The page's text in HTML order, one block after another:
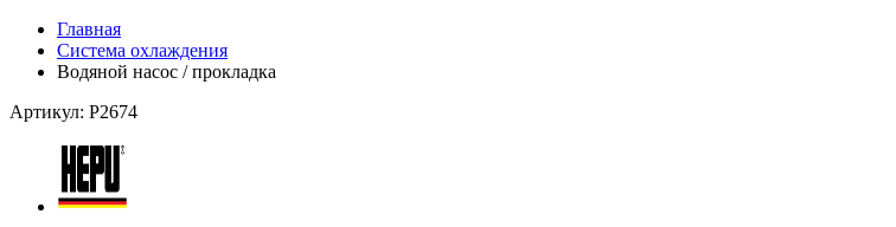
Главная
Система охлаждения
Водяной насос / прокладка
Артикул: P2674